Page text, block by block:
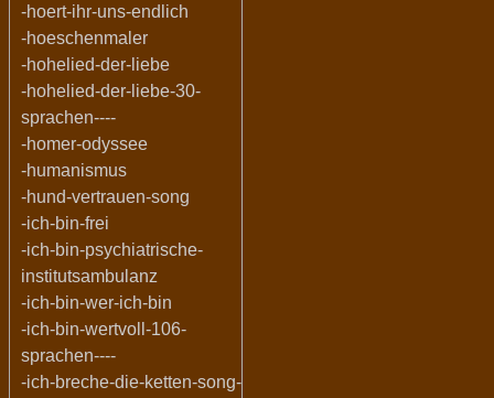
-hoert-ihr-uns-endlich
-hoeschenmaler
-hohelied-der-liebe
-hohelied-der-liebe-30-
sprachen----
-homer-odyssee
-humanismus
-hund-vertrauen-song
-ich-bin-frei
-ich-bin-psychiatrische-
institutsambulanz
-ich-bin-wer-ich-bin
-ich-bin-wertvoll-106-
sprachen----
-ich-breche-die-ketten-song-